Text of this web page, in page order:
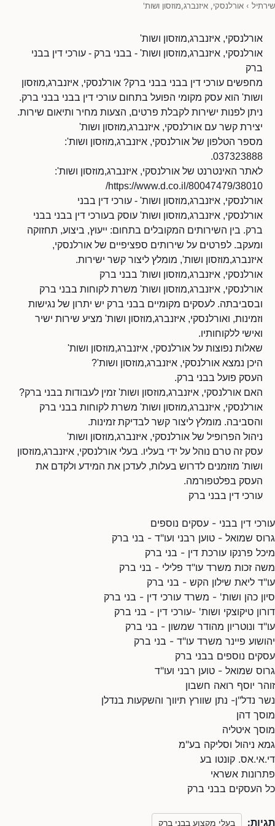
שירתיל › אורלנסקי, איזנברג,מוזסון ושות'
אורלנסקי, איזנברג,מוזסון ושות'
אורלנסקי, איזנברג,מוזסון ושות' - בבני ברק - עורכי דין בבני
ברק
מחפשים עורכי דין בבני בבני ברק? אורלנסקי, איזנברג,מוזסון
ושות' הוא עסק מקומי הפועל בתחום עורכי דין בבני בבני ברק.
ניתן לפנות ישירות לקבלת פרטים, הצעות מחיר ותיאום שירות.
יצירת קשר עם אורלנסקי, איזנברג,מוזסון ושות'
מספר הטלפון של אורלנסקי, איזנברג,מוזסון ושות':
037323888.
לאתר האינטרנט של אורלנסקי, איזנברג,מוזסון ושות':
https://www.d.co.il/80047479/38010/
אורלנסקי, איזנברג,מוזסון ושות' - עורכי דין בבני
אורלנסקי, איזנברג,מוזסון ושות' עוסק בעורכי דין בבני בבני
ברק. בין השירותים המקובלים בתחום: ייעוץ, ביצוע, תחזוקה
ומעקב. לפרטים על שירותים ספציפיים של אורלנסקי,
איזנברג,מוזסון ושות', מומלץ ליצור קשר ישירות.
אורלנסקי, איזנברג,מוזסון ושות' בבני ברק
אורלנסקי, איזנברג,מוזסון ושות' משרת לקוחות בבני ברק
ובסביבתה. לעסקים מקומיים בבני ברק יש יתרון של נגישות
וזמינות, ואורלנסקי, איזנברג,מוזסון ושות' מציע שירות ישיר
ואישי ללקוחותיו.
שאלות נפוצות על אורלנסקי, איזנברג,מוזסון ושות'
היכן נמצא אורלנסקי, איזנברג,מוזסון ושות'?
העסק פועל בבני ברק.
האם אורלנסקי, איזנברג,מוזסון ושות' זמין לעבודות בבני ברק?
אורלנסקי, איזנברג,מוזסון ושות' משרת לקוחות בבני ברק
והסביבה. מומלץ ליצור קשר לבדיקת זמינות.
ניהול הפרופיל של אורלנסקי, איזנברג,מוזסון ושות'
עסק זה טרם נוהל על ידי בעליו. בעלי אורלנסקי, איזנברג,מוזסון
ושות' מוזמנים לדרוש בעלות, לעדכן את המידע ולקדם את
העסק בפלטפורמה.
עורכי דין בבני ברק
עורכי דין בבני - עסקים נוספים
גרוס שמואל - טוען רבני ועו"ד - בני ברק
מיכל פרנקו עורכת דין - בני ברק
משה זכות משרד עו"ד פלילי - בני ברק
עו"ד ליאת שילון הקש - בני ברק
סיון כהן ושות' - משרד עורכי דין - בני ברק
דורון טיקוצקי ושות' -עורכי דין - בני ברק
עו"ד ונוטריון מהודר שמשון - בני ברק
יהושוע פיינר משרד עו"ד - בני ברק
עסקים נוספים בבני ברק
גרוס שמואל - טוען רבני ועו"ד
זוהר יוסף רואה חשבון
נשר נדל"ן- נתן שוורץ תיווך והשקעות בנדלן
מוסך דהן
מוסך איטליה
גמא ניהול וסליקה בע"מ
די.אי.אס. קונטו בע
פתרונות אשראי
כל העסקים בבני ברק
תגיות: בעלי מקצוע בבני ברק